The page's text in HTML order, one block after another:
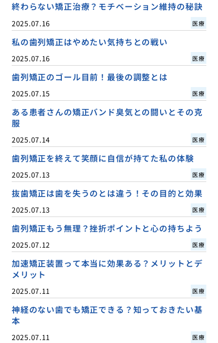
終わらない矯正治療？モチベーション維持の秘訣
2025.07.16 医療
私の歯列矯正はやめたい気持ちとの戦い
2025.07.16 医療
歯列矯正のゴール目前！最後の調整とは
2025.07.15 医療
ある患者さんの矯正バンド臭気との闘いとその克
服
2025.07.14 医療
歯列矯正を終えて笑顔に自信が持てた私の体験
2025.07.13 医療
抜歯矯正は歯を失うのとは違う！その目的と効果
2025.07.13 医療
歯列矯正もう無理？挫折ポイントと心の持ちよう
2025.07.12 医療
加速矯正装置って本当に効果ある？メリットとデ
メリット
2025.07.11 医療
神経のない歯でも矯正できる？知っておきたい基
本
2025.07.11 医療